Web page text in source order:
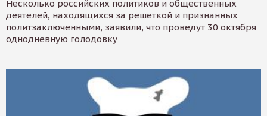
Несколько российских политиков и общественных
деятелей, находящихся за решеткой и признанных
политзаключенными, заявили, что проведут 30 октября
однодневную голодовку